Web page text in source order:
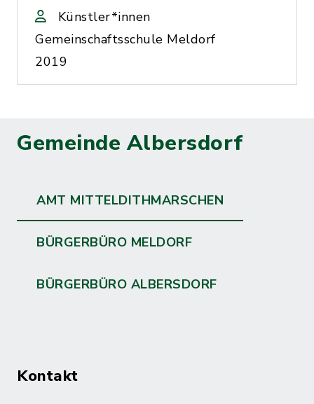
Künstler*innen
Gemeinschaftsschule Meldorf
2019
Gemeinde Albersdorf
AMT MITTELDITHMARSCHEN
BÜRGERBÜRO MELDORF
BÜRGERBÜRO ALBERSDORF
Kontakt